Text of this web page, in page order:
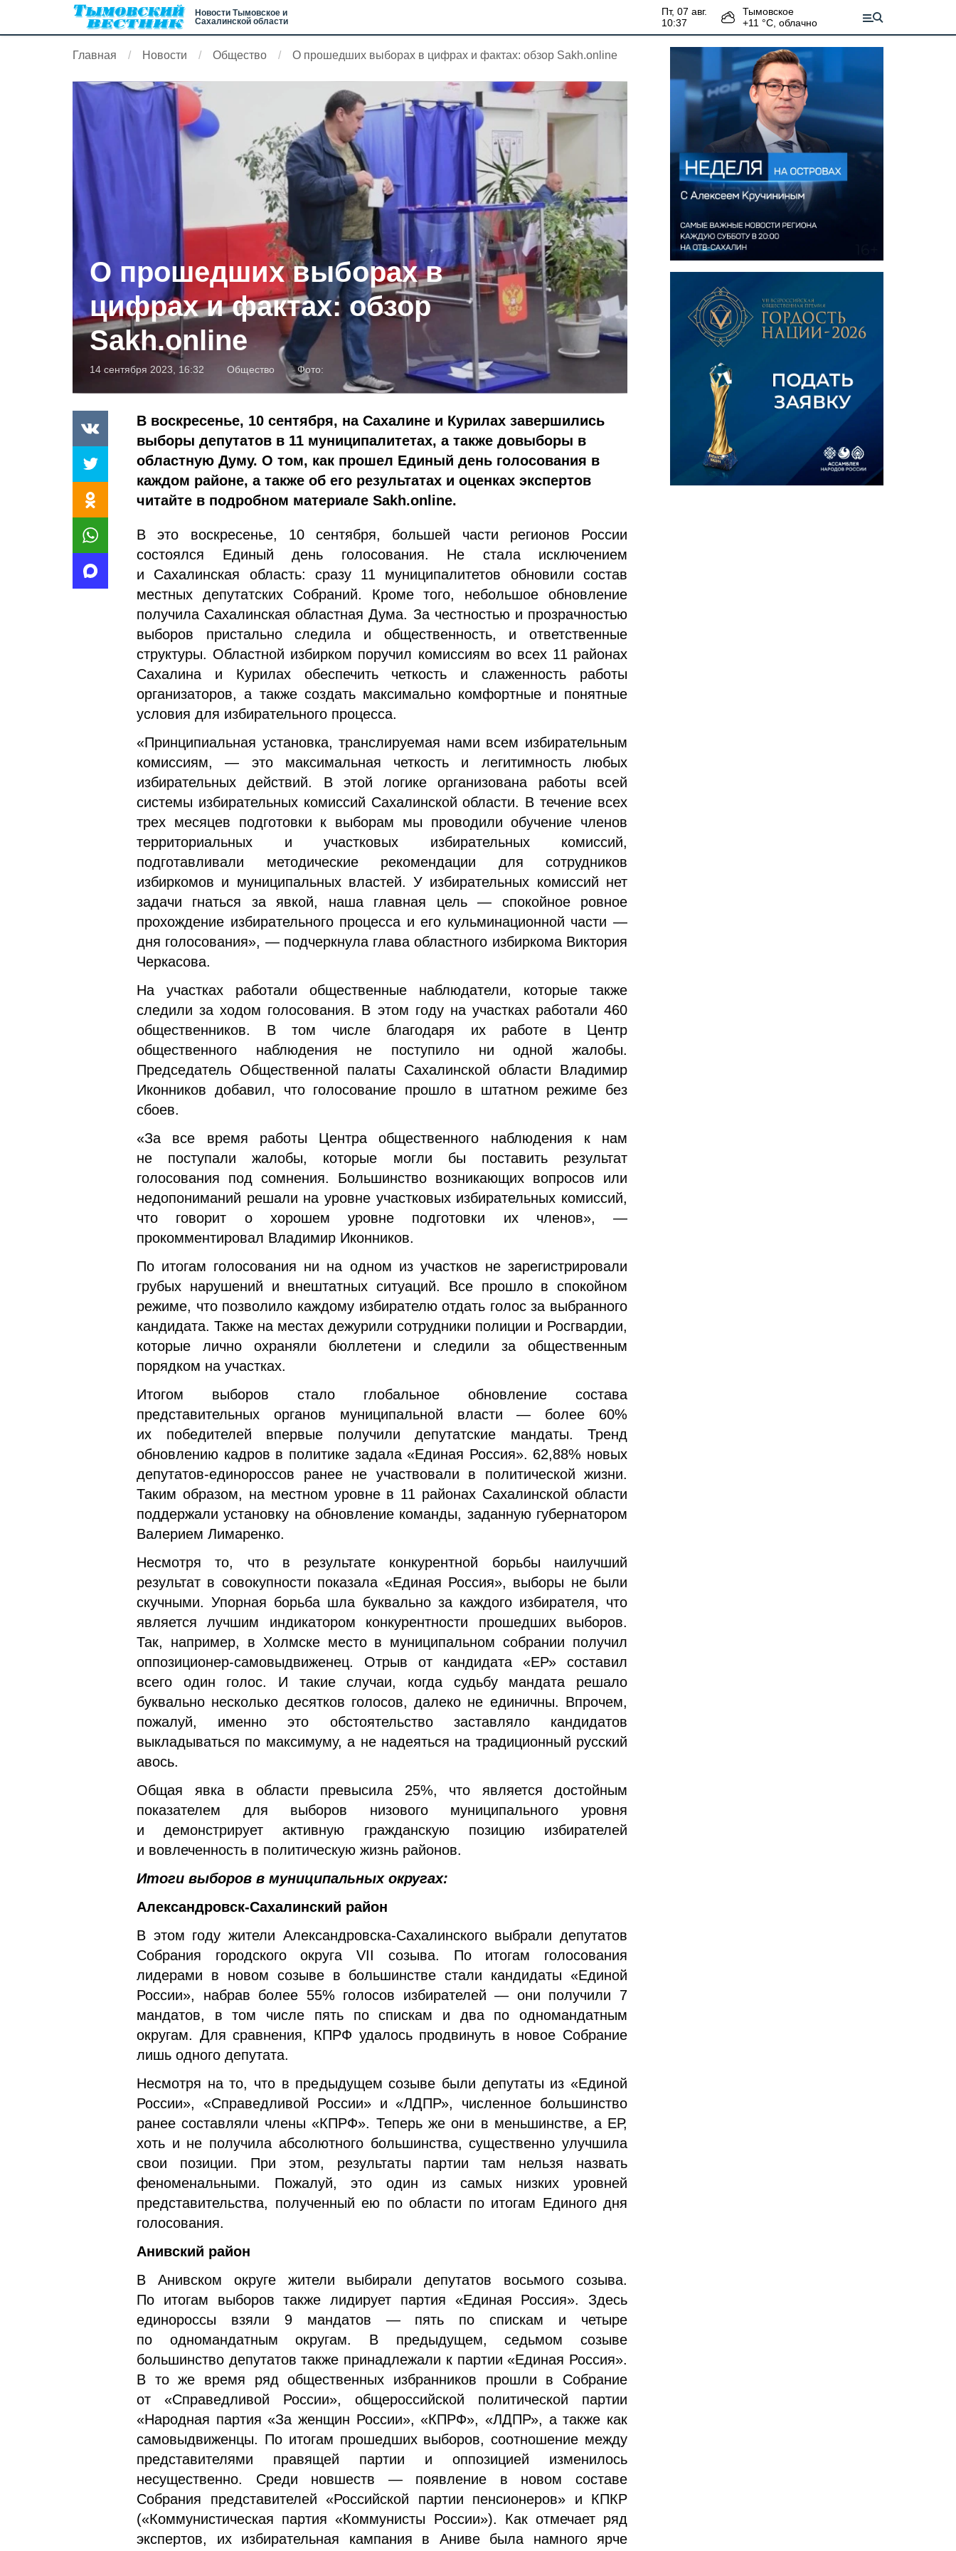
Новости Тымовское и
Сахалинской области
пт, 07 авг.
10:37
Тымовское
+11 °С, облачно
Главная Новости Общество О прошедших выборах в цифрах и фактах: обзор Sakh.online
О прошедших выборах в
цифрах и фактах: обзор
Sakh.online
14 сентября 2023, 16:32 Общество Фото:
В воскресенье, 10 сентября, на Сахалине и Курилах завершились
выборы депутатов в 11 муниципалитетах, а также довыборы в
областную Думу. О том, как прошел Единый день голосования в
каждом районе, а также об его результатах и оценках экспертов
читайте в подробном материале Sakh.online.
В это воскресенье, 10 сентября, большей части регионов России
состоялся Единый день голосования. Не стала исключением
и Сахалинская область: сразу 11 муниципалитетов обновили состав
местных депутатских Собраний. Кроме того, небольшое обновление
получила Сахалинская областная Дума. За честностью и прозрачностью
выборов пристально следила и общественность, и ответственные
структуры. Областной избирком поручил комиссиям во всех 11 районах
Сахалина и Курилах обеспечить четкость и слаженность работы
организаторов, а также создать максимально комфортные и понятные
условия для избирательного процесса.
«Принципиальная установка, транслируемая нами всем избирательным
комиссиям, — это максимальная четкость и легитимность любых
избирательных действий. В этой логике организована работы всей
системы избирательных комиссий Сахалинской области. В течение всех
трех месяцев подготовки к выборам мы проводили обучение членов
территориальных и участковых избирательных комиссий,
подготавливали методические рекомендации для сотрудников
избиркомов и муниципальных властей. У избирательных комиссий нет
задачи гнаться за явкой, наша главная цель — спокойное ровное
прохождение избирательного процесса и его кульминационной части —
дня голосования», — подчеркнула глава областного избиркома Виктория
Черкасова.
На участках работали общественные наблюдатели, которые также
следили за ходом голосования. В этом году на участках работали 460
общественников. В том числе благодаря их работе в Центр
общественного наблюдения не поступило ни одной жалобы.
Председатель Общественной палаты Сахалинской области Владимир
Иконников добавил, что голосование прошло в штатном режиме без
сбоев.
«За все время работы Центра общественного наблюдения к нам
не поступали жалобы, которые могли бы поставить результат
голосования под сомнения. Большинство возникающих вопросов или
недопониманий решали на уровне участковых избирательных комиссий,
что говорит о хорошем уровне подготовки их членов», —
прокомментировал Владимир Иконников.
По итогам голосования ни на одном из участков не зарегистрировали
грубых нарушений и внештатных ситуаций. Все прошло в спокойном
режиме, что позволило каждому избирателю отдать голос за выбранного
кандидата. Также на местах дежурили сотрудники полиции и Росгвардии,
которые лично охраняли бюллетени и следили за общественным
порядком на участках.
Итогом выборов стало глобальное обновление состава
представительных органов муниципальной власти — более 60%
их победителей впервые получили депутатские мандаты. Тренд
обновлению кадров в политике задала «Единая Россия». 62,88% новых
депутатов-единороссов ранее не участвовали в политической жизни.
Таким образом, на местном уровне в 11 районах Сахалинской области
поддержали установку на обновление команды, заданную губернатором
Валерием Лимаренко.
Несмотря то, что в результате конкурентной борьбы наилучший
результат в совокупности показала «Единая Россия», выборы не были
скучными. Упорная борьба шла буквально за каждого избирателя, что
является лучшим индикатором конкурентности прошедших выборов.
Так, например, в Холмске место в муниципальном собрании получил
оппозиционер-самовыдвиженец. Отрыв от кандидата «ЕР» составил
всего один голос. И такие случаи, когда судьбу мандата решало
буквально несколько десятков голосов, далеко не единичны. Впрочем,
пожалуй, именно это обстоятельство заставляло кандидатов
выкладываться по максимуму, а не надеяться на традиционный русский
авось.
Общая явка в области превысила 25%, что является достойным
показателем для выборов низового муниципального уровня
и демонстрирует активную гражданскую позицию избирателей
и вовлеченность в политическую жизнь районов.
Итоги выборов в муниципальных округах:
Александровск-Сахалинский район
В этом году жители Александровска-Сахалинского выбрали депутатов
Собрания городского округа VII созыва. По итогам голосования
лидерами в новом созыве в большинстве стали кандидаты «Единой
России», набрав более 55% голосов избирателей — они получили 7
мандатов, в том числе пять по спискам и два по одномандатным
округам. Для сравнения, КПРФ удалось продвинуть в новое Собрание
лишь одного депутата.
Несмотря на то, что в предыдущем созыве были депутаты из «Единой
России», «Справедливой России» и «ЛДПР», численное большинство
ранее составляли члены «КПРФ». Теперь же они в меньшинстве, а ЕР,
хоть и не получила абсолютного большинства, существенно улучшила
свои позиции. При этом, результаты партии там нельзя назвать
феноменальными. Пожалуй, это один из самых низких уровней
представительства, полученный ею по области по итогам Единого дня
голосования.
Анивский район
В Анивском округе жители выбирали депутатов восьмого созыва.
По итогам выборов также лидирует партия «Единая Россия». Здесь
единороссы взяли 9 мандатов — пять по спискам и четыре
по одномандатным округам. В предыдущем, седьмом созыве
большинство депутатов также принадлежали к партии «Единая Россия».
В то же время ряд общественных избранников прошли в Собрание
от «Справедливой России», общероссийской политической партии
«Народная партия «За женщин России», «КПРФ», «ЛДПР», а также как
самовыдвиженцы. По итогам прошедших выборов, соотношение между
представителями правящей партии и оппозицией изменилось
несущественно. Среди новшеств — появление в новом составе
Собрания представителей «Российской партии пенсионеров» и КПКР
(«Коммунистическая партия «Коммунисты России»). Как отмечает ряд
экспертов, их избирательная кампания в Аниве была намного ярче